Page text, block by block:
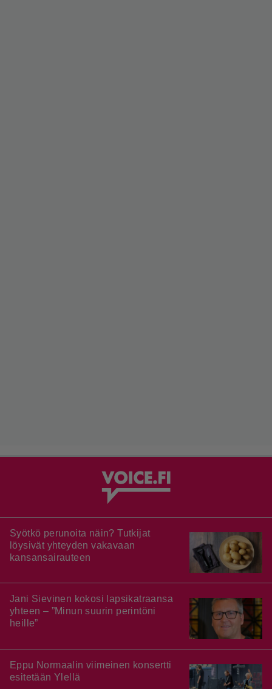
Syötkö perunoita näin? Tutkijat
löysivät yhteyden vakavaan
kansansairauteen
Jani Sievinen kokosi lapsikatraansa
yhteen – ”Minun suurin perintöni
heille”
Eppu Normaalin viimeinen konsertti
esitetään Ylellä